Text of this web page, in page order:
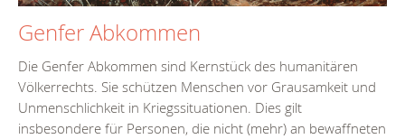
Genfer Abkommen
Die Genfer Abkommen sind Kernstück des humanitären
Völkerrechts. Sie schützen Menschen vor Grausamkeit und
Unmenschlichkeit in Kriegssituationen. Dies gilt
insbesondere für Personen, die nicht (mehr) an bewaffneten